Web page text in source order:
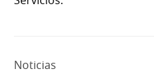
Noticias